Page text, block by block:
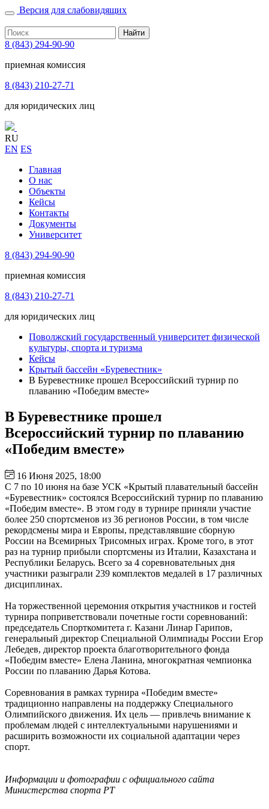
Версия для слабовидящих
Найти
8 (843) 294-90-90
приемная комиссия
8 (843) 210-27-71
для юридических лиц
RU
EN ES
Главная
О нас
Объекты
Кейсы
Контакты
Документы
Университет
8 (843) 294-90-90
приемная комиссия
8 (843) 210-27-71
для юридических лиц
Поволжский государственный университет физической
культуры, спорта и туризма
Кейсы
Крытый бассейн «Буревестник»
В Буревестнике прошел Всероссийский турнир по
плаванию «Победим вместе»
В Буревестнике прошел
Всероссийский турнир по плаванию
«Победим вместе»
16 Июня 2025, 18:00
С 7 по 10 июня на базе УСК «Крытый плавательный бассейн
«Буревестник» состоялся Всероссийский турнир по плаванию
«Победим вместе». В этом году в турнире приняли участие
более 250 спортсменов из 36 регионов России, в том числе
рекордсмены мира и Европы, представлявшие сборную
России на Всемирных Трисомных играх. Кроме того, в этот
раз на турнир прибыли спортсмены из Италии, Казахстана и
Республики Беларусь. Всего за 4 соревновательных дня
участники разыграли 239 комплектов медалей в 17 различных
дисциплинах.
На торжественной церемония открытия участников и гостей
турнира поприветствовали почетные гости соревнований:
председатель Спорткомитета г. Казани Линар Гарипов,
генеральный директор Специальной Олимпиады России Егор
Лебедев, директор проекта благотворительного фонда
«Победим вместе» Елена Ланина, многократная чемпионка
России по плаванию Дарья Котова.
Соревнования в рамках турнира «Победим вместе»
традиционно направлены на поддержку Специального
Олимпийского движения. Их цель — привлечь внимание к
проблемам людей с интеллектуальными нарушениями и
расширить возможности их социальной адаптации через
спорт.
Информации и фотографии с официального сайта
Министерства спорта РТ